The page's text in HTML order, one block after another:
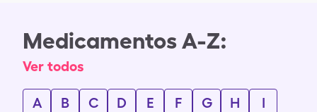
Medicamentos A-Z:
Ver todos
A B C D E F G H
I